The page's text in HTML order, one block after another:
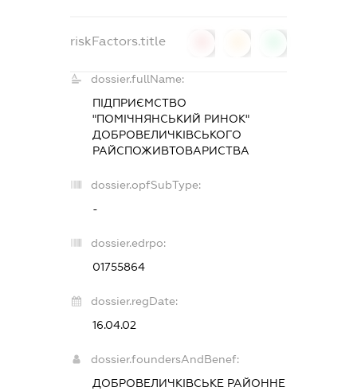
riskFactors.title
dossier.fullName:
ПІДПРИЄМСТВО
"ПОМІЧНЯНСЬКИЙ РИНОК"
ДОБРОВЕЛИЧКІВСЬКОГО
РАЙСПОЖИВТОВАРИСТВА
dossier.opfSubType:
-
dossier.edrpo:
01755864
dossier.regDate:
16.04.02
dossier.foundersAndBenef:
ДОБРОВЕЛИЧКІВСЬКЕ РАЙОННЕ